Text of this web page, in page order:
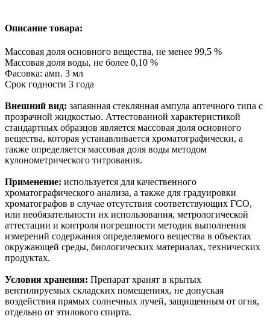
Описание товара:
Массовая доля основного вещества, не менее 99,5 %
Массовая доля воды, не более 0,10 %
Фасовка: амп. 3 мл
Срок годности 3 года
Внешний вид: запаянная стеклянная ампула аптечного типа с
прозрачной жидкостью. Аттестованной характеристикой
стандартных образцов является массовая доля основного
вещества, которая устанавливается хроматографически, а
также определяется массовая доля воды методом
кулонометрического титрования.
Применение: используется для качественного
хроматографического анализа, а также для градуировки
хроматографов в случае отсутствия соответствующих ГСО,
или необязательности их использования, метрологической
аттестации и контроля погрешности методик выполнения
измерений содержания определяемого вещества в объектах
окружающей среды, биологических материалах, технических
продуктах.
Условия хранения: Препарат хранят в крытых
вентилируемых складских помещениях, не допуская
воздействия прямых солнечных лучей, защищенным от огня,
отдельно от этилового спирта.